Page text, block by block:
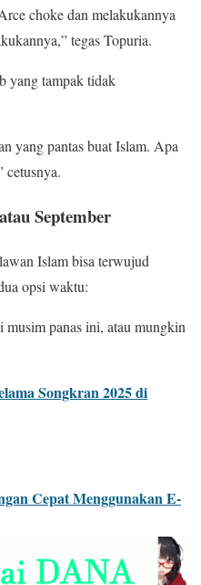
choke dan melakukannya
tegas Topuria.
yang tampak tidak
yang pantas buat Islam. Apa
cetusnya.
September
Islam bisa terwujud
opsi waktu:
musim panas ini, atau mungkin
Songkran 2025 di
Cepat Menggunakan E-